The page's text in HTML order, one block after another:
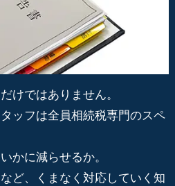
けではありません。
ッフは全員相続税専門のスペ
かに減らせるか。
ど、くまなく対応していく知